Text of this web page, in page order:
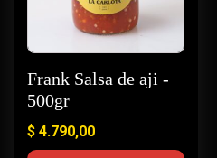
Frank Salsa de aji -
500gr
$ 4.790,00